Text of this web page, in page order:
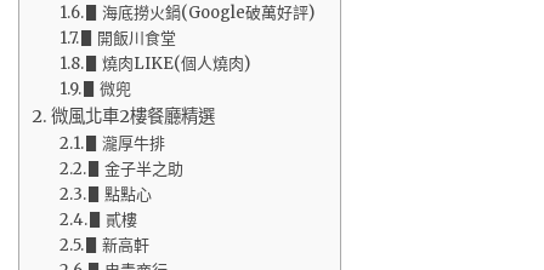
▋海底撈火鍋(Google破萬好評)
▋開飯川食堂
▋燒肉LIKE(個人燒肉)
▋微兜
微風北車2樓餐廳精選
▋瀧厚牛排
▋金子半之助
▋點點心
▋貳樓
▋新高軒